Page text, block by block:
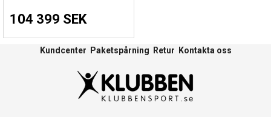
104 399 SEK
Kundcenter Paketspårning Retur Kontakta oss